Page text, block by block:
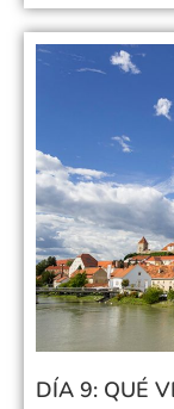
DÍA 9: QUÉ